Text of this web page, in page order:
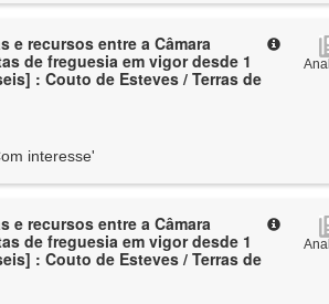
e recursos entre a Câmara
de freguesia em vigor desde 1
: Couto de Esteves / Terras de
interesse'
e recursos entre a Câmara
de freguesia em vigor desde 1
: Couto de Esteves / Terras de